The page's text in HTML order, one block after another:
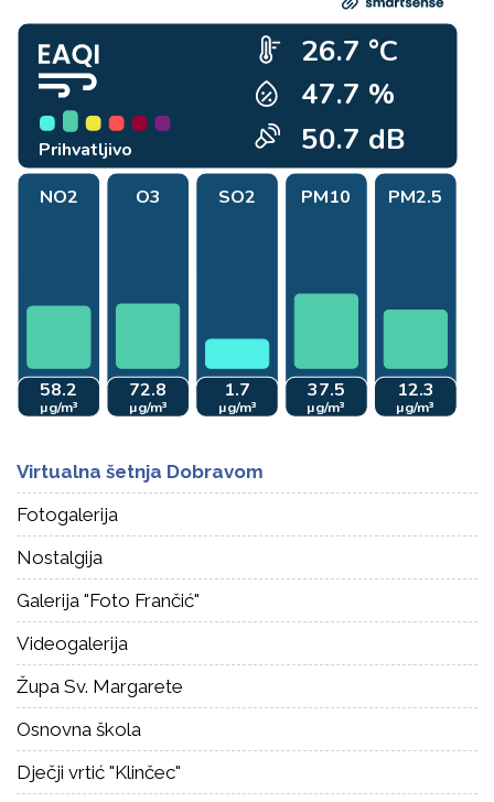
Virtualna šetnja Dobravom
Fotogalerija
Nostalgija
Galerija "Foto Frančić"
Videogalerija
Župa Sv. Margarete
Osnovna škola
Dječji vrtić "Klinčec"